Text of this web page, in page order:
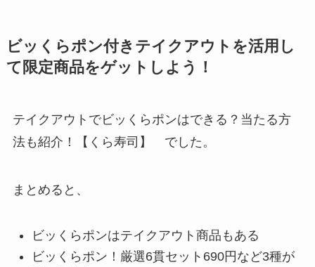
ビッくらポン付きテイクアウトを活用し
て限定商品をゲットしよう！
テイクアウトでビッくらポンはできる？当たる方
法も紹介！【くら寿司】 でした。
まとめると、
ビッくらポンはテイクアウト商品もある
ビッくらポン！厳選6貫セット690円など3種が